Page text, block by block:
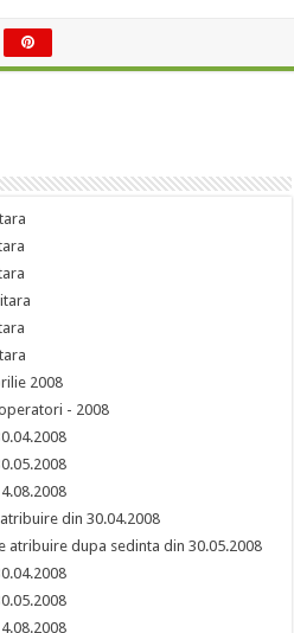
2008
- 2008
din 30.04.2008
atribuire dupa sedinta din 30.05.2008